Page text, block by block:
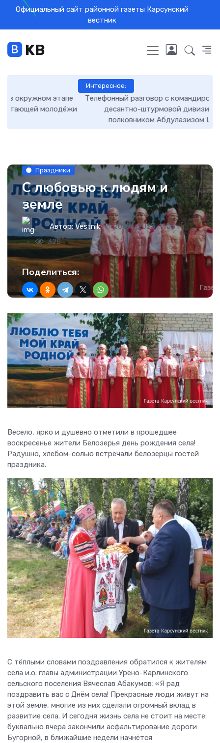
Официальный сайт районной газеты Карсунский
вестник
KB
Интересное:
Телефонный разговор с командиром 76-й гвардейской
десантно-штурмовой дивизии ВДВ гвардии
полковником Абдулазизом Шихабидовым
Праздники
С любовью к людям и
земле
Автор: Vestnik
20-06-2025, 11:05
325
Поделиться:
Весело, ярко и душевно отметили в прошедшее
воскресенье жители Белозерья день рождения села!
Радушно, хлебом-солью встречали белозерцы гостей
праздника.
С тёплыми словами поздравления обратился к жителям
села и.о. главы администрации Урено-Карлинского
сельского поселения Вячеслав Абакумов: «Я рад
поздравить вас с Днём села! Прекрасные люди живут на
этой земле, многие из них сделали огромный вклад в
развитие села. И сегодня жизнь села не стоит на месте:
буквально вчера закончили асфальтирование дороги
Бугорной, в ближайшие недели начнётся